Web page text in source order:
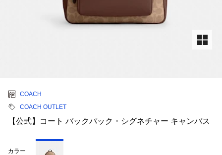
COACH
COACH OUTLET
【公式】コート バックパック・シグネチャー キャンバス
カラー